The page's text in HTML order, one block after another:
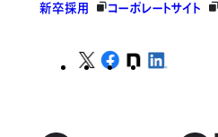
新卒採用 コーポレートサイト